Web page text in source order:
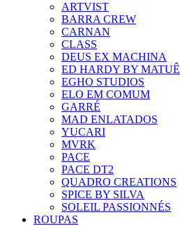
ARTVIST
BARRA CREW
CARNAN
CLASS
DEUS EX MACHINA
ED HARDY BY MATUÊ
EGHO STUDIOS
ELO EM COMUM
GARRÉ
MAD ENLATADOS
YUCARI
MVRK
PACE
PACE DT2
QUADRO CREATIONS
SPICE BY SILVA
SOLEIL PASSIONNÉS
ROUPAS